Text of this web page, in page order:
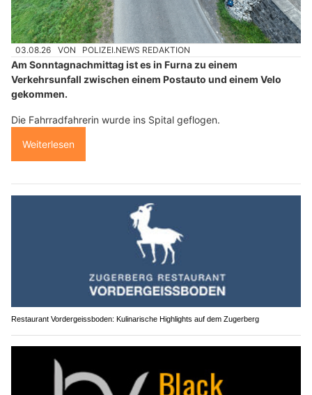
03.08.26 VON POLIZEI.NEWS REDAKTION
Am Sonntagnachmittag ist es in Furna zu einem
Verkehrsunfall zwischen einem Postauto und einem Velo
gekommen.
Die Fahrradfahrerin wurde ins Spital geflogen.
Weiterlesen
Restaurant Vordergeissboden: Kulinarische Highlights auf dem Zugerberg